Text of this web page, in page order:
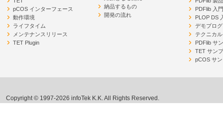
pCOS インターフェース
動作環境
ライフタイム
メンテナンスリリース
TET Plugin
納品するもの
開発の流れ
PDFlib 入門
PLOP DS
デモプロ
テクニカ
PDFlib サ
TET サン
pCOS サ
Copyright © 1997-2026 infoTek K.K. All Rights Reserved.